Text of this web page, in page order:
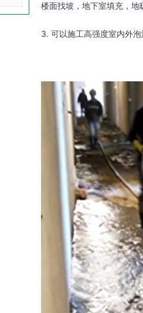
楼面找坡，地下室填充，地
3. 可以施工高强度室内外泡